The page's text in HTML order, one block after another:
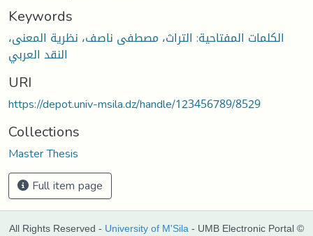
Keywords
الكلمات المفتاحية: التراث، مصطفى ناصف، نظرية المعنى،
النقد العربي
URI
https://depot.univ-msila.dz/handle/123456789/8529
Collections
Master Thesis
Full item page
All Rights Reserved - University of M'Sila - UMB Electronic Portal ©